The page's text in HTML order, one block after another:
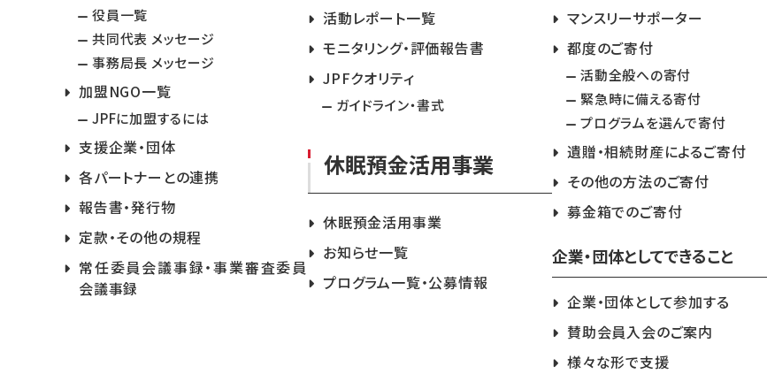
役員一覧
共同代表 メッセージ
事務局長 メッセージ
加盟NGO一覧
JPFに加盟するには
支援企業・団体
各パートナーとの連携
報告書・発行物
定款・その他の規程
常任委員会議事録・事業審査委員
会議事録
活動レポート一覧
モニタリング・評価報告書
JPFクオリティ
ガイドライン・書式
休眠預金活用事業
休眠預金活用事業
お知らせ一覧
プログラム一覧・公募情報
マンスリーサポーター
都度のご寄付
活動全般への寄付
緊急時に備える寄付
プログラムを選んで寄付
遺贈・相続財産によるご寄付
その他の方法のご寄付
募金箱でのご寄付
企業・団体としてできること
企業・団体として参加する
賛助会員入会のご案内
様々な形で支援